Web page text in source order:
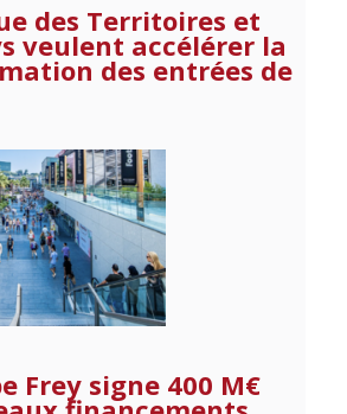
des Territoires et
veulent accélérer la
des entrées de
Frey signe 400 M€